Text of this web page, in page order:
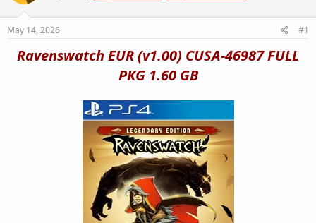
May 14, 2026 #1
Ravenswatch EUR (v1.00) CUSA-46987 FULL
PKG 1.60 GB